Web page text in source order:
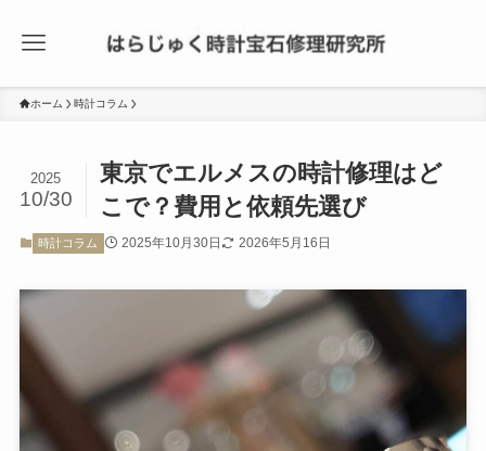
ホーム 時計コラム
東京でエルメスの時計修理はど
こで？費用と依頼先選び
2025
10/30
時計コラム 2025年10月30日 2026年5月16日